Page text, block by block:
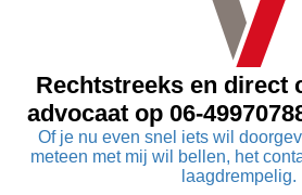
Rechtstreeks en direct
advocaat op 06-
Of je nu even snel iets wil
meteen met mij wil bellen, het
laagdrempelig.